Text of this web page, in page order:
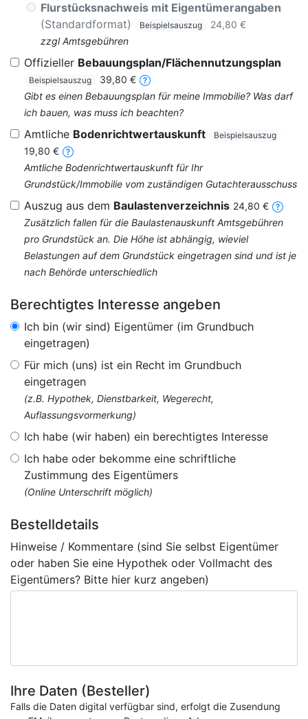
Flurstücksnachweis mit Eigentümerangaben
(Standardformat)
Beispielsauszug
24,80 €
zzgl Amtsgebühren
Offizieller Bebauungsplan/Flächennutzungsplan
Beispielsauszug
39,80 €
Gibt es einen Bebauungsplan für meine Immobilie? Was darf
ich bauen, was muss ich beachten?
Amtliche Bodenrichtwertauskunft Beispielsauszug
19,80 €
Amtliche Bodenrichtwertauskunft für Ihr
Grundstück/Immobilie vom zuständigen Gutachterausschuss
Auszug aus dem Baulastenverzeichnis 24,80 €
Zusätzlich fallen für die Baulastenauskunft Amtsgebühren
pro Grundstück an. Die Höhe ist abhängig, wieviel
Belastungen auf dem Grundstück eingetragen sind und ist je
nach Behörde unterschiedlich
Berechtigtes Interesse angeben
Ich bin (wir sind) Eigentümer (im Grundbuch
eingetragen)
Für mich (uns) ist ein Recht im Grundbuch
eingetragen
(z.B. Hypothek, Dienstbarkeit, Wegerecht,
Auflassungsvormerkung)
Ich habe (wir haben) ein berechtigtes Interesse
Ich habe oder bekomme eine schriftliche
Zustimmung des Eigentümers
(Online Unterschrift möglich)
Bestelldetails
Hinweise / Kommentare (sind Sie selbst Eigentümer
oder haben Sie eine Hypothek oder Vollmacht des
Eigentümers? Bitte hier kurz angeben)
Ihre Daten (Besteller)
Falls die Daten digital verfügbar sind, erfolgt die Zusendung